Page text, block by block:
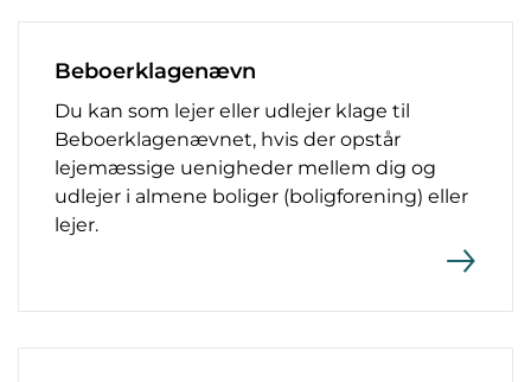
Beboerklagenævn
Du kan som lejer eller udlejer klage til
Beboerklagenævnet, hvis der opstår
lejemæssige uenigheder mellem dig og
udlejer i almene boliger (boligforening) eller
lejer.